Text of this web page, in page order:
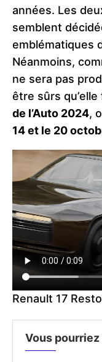
années. Les
semblent
emblématiques
Néanmoins,
ne sera pas
être sûrs
de l’Auto 2024,
14 et le 20
Renault 17
Vous